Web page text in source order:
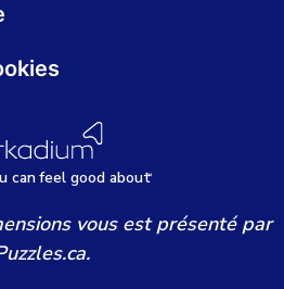
canfeel good about
vous est présenté par